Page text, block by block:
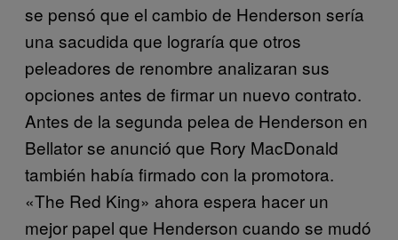
se pensó que el cambio de Henderson sería
una sacudida que lograría que otros
peleadores de renombre analizaran sus
opciones antes de firmar un nuevo contrato.
Antes de la segunda pelea de Henderson en
Bellator se anunció que Rory MacDonald
también había firmado con la promotora.
«The Red King» ahora espera hacer un
mejor papel que Henderson cuando se mudó